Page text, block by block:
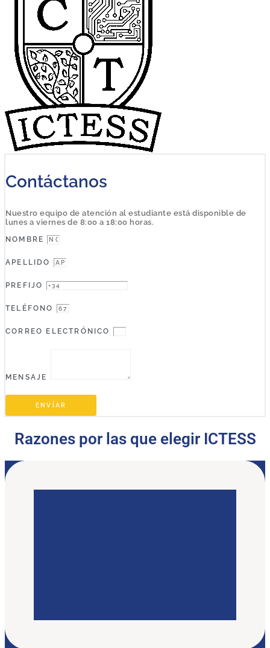
Contáctanos
Nuestro equipo de atención al estudiante está disponible de
lunes a viernes de 8:00 a 18:00 horas.
NOMBRE
APELLIDO
PREFIJO
TELÉFONO
CORREO ELECTRÓNICO
MENSAJE
ENVÍAR
Razones por las que elegir ICTESS